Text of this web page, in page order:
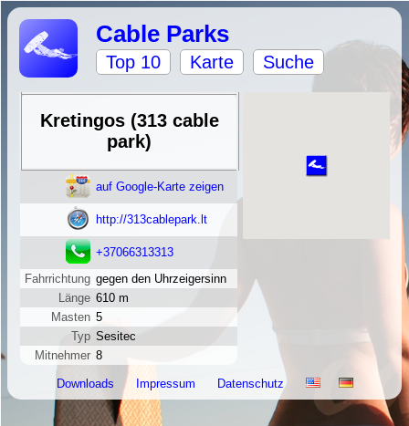
Cable Parks
Top 10 Karte Suche
Kretingos (313 cable
park)
auf Google-Karte zeigen
http://313cablepark.lt
+37066313313
Fahrrichtung gegen den Uhrzeigersinn
Länge 610 m
Masten 5
Typ Sesitec
Mitnehmer 8
Downloads Impressum Datenschutz